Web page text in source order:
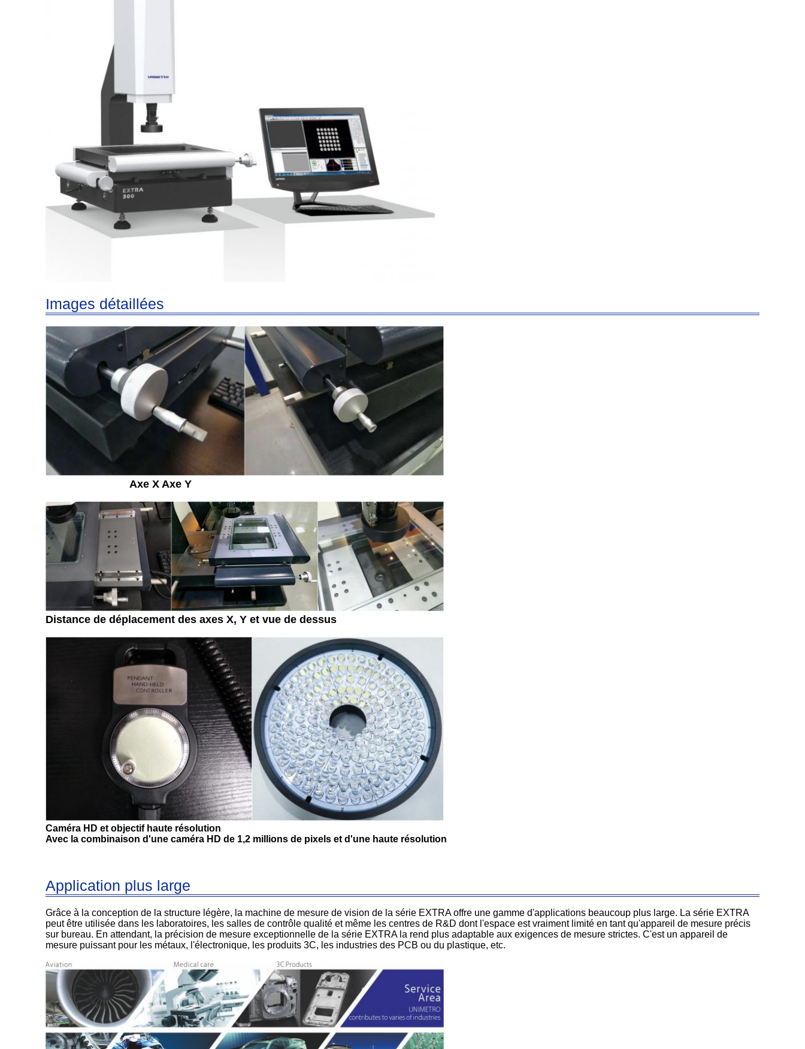
Images détaillées
Axe X Axe Y
Distance de déplacement des axes X, Y et vue de dessus
Caméra HD et objectif haute résolution
Avec la combinaison d'une caméra HD de 1,2 millions de pixels et d'une haute résolution
Application plus large
Grâce à la conception de la structure légère, la machine de mesure de vision de la série EXTRA offre une gamme d'applications beaucoup plus large. La série EXTRA
peut être utilisée dans les laboratoires, les salles de contrôle qualité et même les centres de R&D dont l'espace est vraiment limité en tant qu'appareil de mesure précis
sur bureau. En attendant, la précision de mesure exceptionnelle de la série EXTRA la rend plus adaptable aux exigences de mesure strictes. C'est un appareil de
mesure puissant pour les métaux, l'électronique, les produits 3C, les industries des PCB ou du plastique, etc.